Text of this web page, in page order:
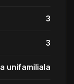
3
3
unifamiliala